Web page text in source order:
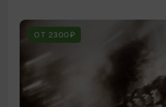
ОТ 2300₽